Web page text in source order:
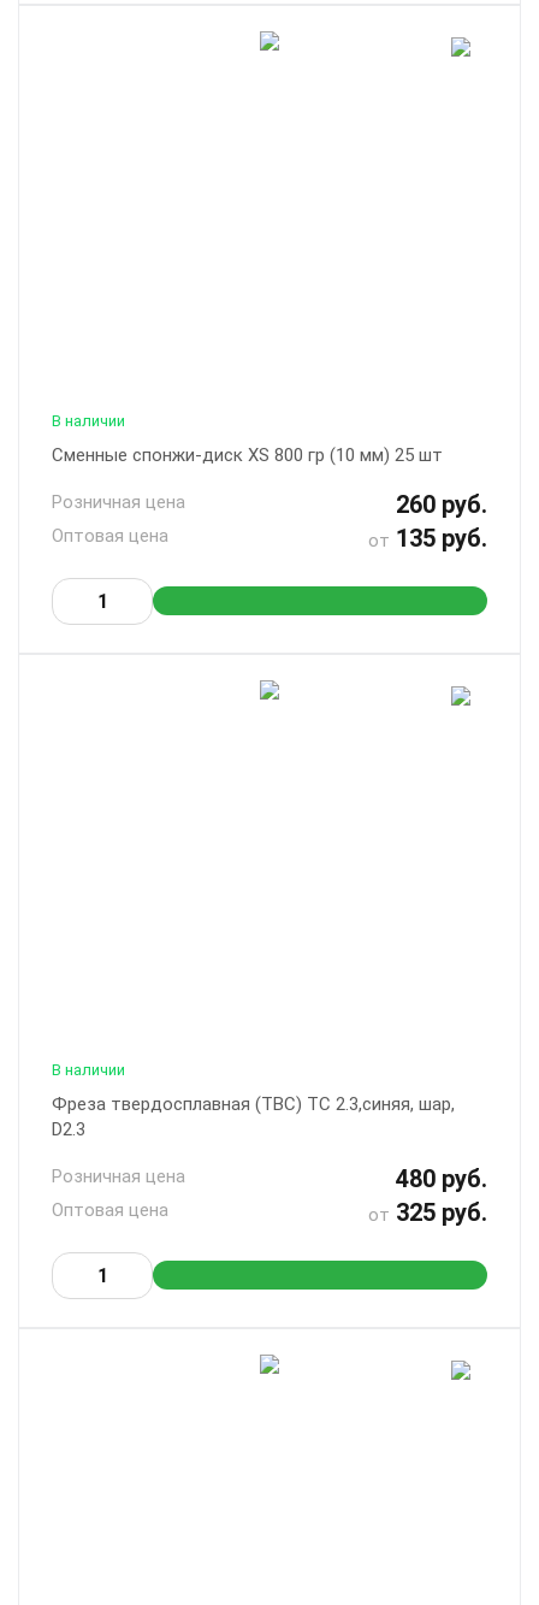
В наличии
Сменные спонжи-диск XS 800 гр (10 мм) 25 шт
Розничная цена 260 руб.
Оптовая цена от 135 руб.
В наличии
Фреза твердосплавная (ТВС) ТС 2.3,синяя, шар,
D2.3
Розничная цена 480 руб.
Оптовая цена от 325 руб.